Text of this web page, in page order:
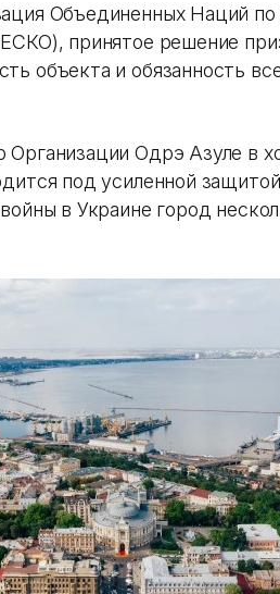
Объединенных Наций по
принятое решение
объекта и обязанность
Организации Одрэ Азуле в
под усиленной
в Украине город